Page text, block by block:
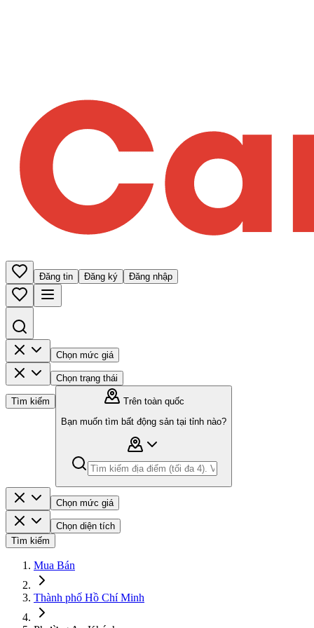
Đăng tin Đăng ký Đăng nhập
Chọn mức giá
Chọn trạng thái
Tìm kiếm
Trên toàn quốc
Bạn muốn tìm bất động sản tại tỉnh nào?
Chọn mức giá
Chọn diện tích
Tìm kiếm
Mua Bán
Thành phố Hồ Chí Minh